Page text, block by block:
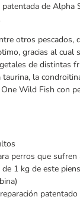
de Alpha
otros
gracias al
de distintas
la
Wild Fish con
perros que
1 kg de este